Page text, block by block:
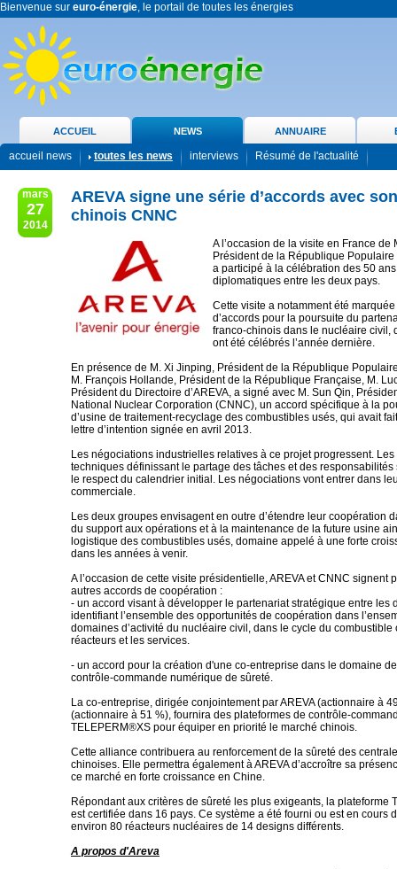
Bienvenue sur euro-énergie, le portail de toutes les énergies
ACCUEIL NEWS ANNUAIRE
accueil news toutes les news interviews Résumé de l'actualité
mars
27
2014
AREVA signe une série d’accords avec
chinois CNNC
A l’occasion de la visite en France de
Président de la République Populaire
a participé à la célébration des 50
diplomatiques entre les deux pays.
Cette visite a notamment été
d’accords pour la poursuite du
franco-chinois dans le nucléaire civil,
ont été célébrés l’année dernière.
En présence de M. Xi Jinping, Président de la République
M. François Hollande, Président de la République Française, M.
Président du Directoire d’AREVA, a signé avec M. Sun Qin,
National Nuclear Corporation (CNNC), un accord spécifique à la
d’usine de traitement-recyclage des combustibles usés, qui avait fait
lettre d’intention signée en avril 2013.
Les négociations industrielles relatives à ce projet progressent.
techniques définissant le partage des tâches et des
le respect du calendrier initial. Les négociations vont entrer dans
commerciale.
Les deux groupes envisagent en outre d’étendre leur coopération
du support aux opérations et à la maintenance de la future usine
logistique des combustibles usés, domaine appelé à une forte
dans les années à venir.
A l’occasion de cette visite présidentielle, AREVA et CNNC signent
autres accords de coopération :
- un accord visant à développer le partenariat stratégique entre les
identifiant l’ensemble des opportunités de coopération dans
domaines d’activité du nucléaire civil, dans le cycle du combustible
réacteurs et les services.
- un accord pour la création d'une co-entreprise dans le domaine
contrôle-commande numérique de sûreté.
La co-entreprise, dirigée conjointement par AREVA (actionnaire à
(actionnaire à 51 %), fournira des plateformes de contrôle-
TELEPERM®XS pour équiper en priorité le marché chinois.
Cette alliance contribuera au renforcement de la sûreté des
chinoises. Elle permettra également à AREVA d’accroître sa
ce marché en forte croissance en Chine.
Répondant aux critères de sûreté les plus exigeants, la plateforme
est certifiée dans 16 pays. Ce système a été fourni ou est en cours
environ 80 réacteurs nucléaires de 14 designs différents.
A propos d'Areva